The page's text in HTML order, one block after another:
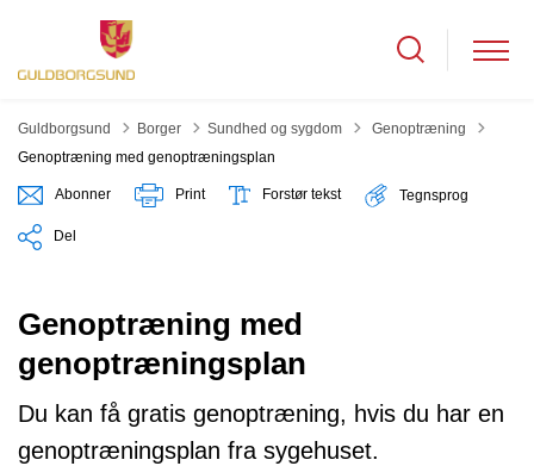
Guldborgsund Borger Sundhed og sygdom Tilbage til
Genoptræning
Genoptræning med genoptræningsplan
Abonner Print Forstør tekst Tegnsprog
Del
Genoptræning med
genoptræningsplan
Du kan få gratis genoptræning, hvis du har en
genoptræningsplan fra sygehuset.